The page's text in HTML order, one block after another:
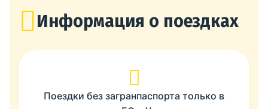
Информация о поездках
Поездки без загранпаспорта только в